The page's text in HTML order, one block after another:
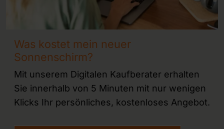
Was kostet mein neuer
Sonnenschirm?
Mit unserem Digitalen Kaufberater erhalten
Sie innerhalb von 5 Minuten mit nur wenigen
Klicks Ihr persönliches, kostenloses Angebot.